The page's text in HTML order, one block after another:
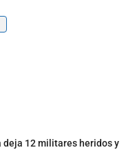
deja 12 militares heridos y